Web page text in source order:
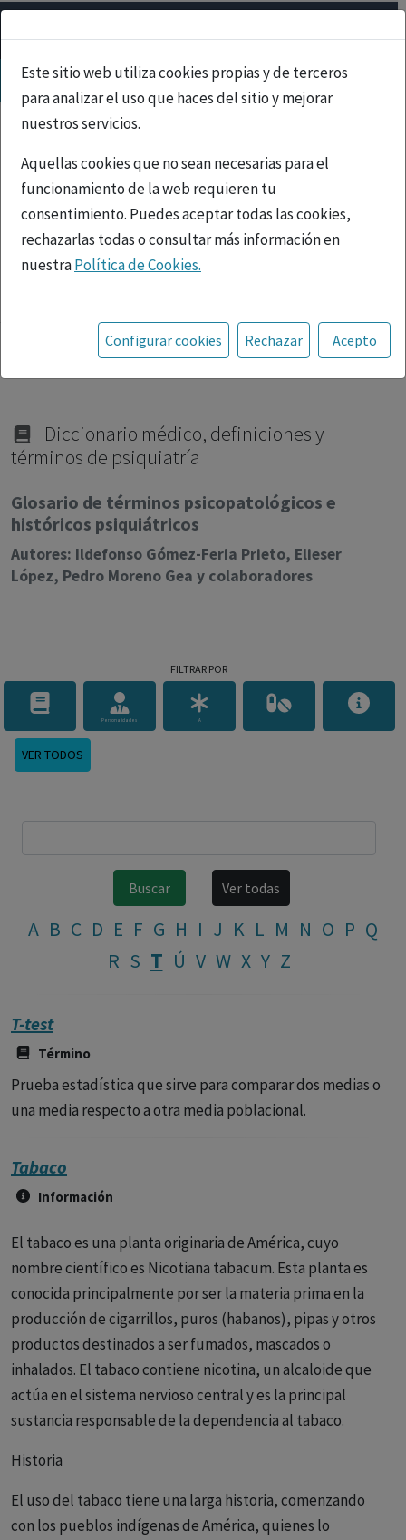
Este sitio web utiliza cookies propias y de terceros
para analizar el uso que haces del sitio y mejorar
nuestros servicios.
Aquellas cookies que no sean necesarias para el
funcionamiento de la web requieren tu
consentimiento. Puedes aceptar todas las cookies,
rechazarlas todas o consultar más información en
nuestraPolítica de Cookies.
Toda la información incluida en la Página Web está
referida a productos del mercado español y, por
tanto, dirigida a profesionales sanitarios legalmente
facultados para prescribir o dispensar medicamentos
fármacos se facilita a título meramente informativo,
siendo responsabilidad de los profesionales
caso concreto, el tratamiento más adecuado a las
necesidades del paciente.
Configurar cookies Rechazar Acepto
Diccionario médico, definiciones y
términos de psiquiatría
Glosario de términos psicopatológicos e
históricos psiquiátricos
Autores: Ildefonso Gómez-Feria Prieto, Elieser
López, Pedro Moreno Gea y colaboradores
FILTRAR POR
Personalidades IA
VER TODOS
A B C D E F G H I J K L M N O P Q
R S T Ú V W X Y Z
T-test
Término
Prueba estadística que sirve para comparar dos medias o
una media respecto a otra media poblacional.
Tabaco
Información
El tabaco es una planta originaria de América, cuyo
nombre científico es Nicotiana tabacum. Esta planta es
conocida principalmente por ser la materia prima en la
producción de cigarrillos, puros (habanos), pipas y otros
productos destinados a ser fumados, mascados o
inhalados. El tabaco contiene nicotina, un alcaloide que
actúa en el sistema nervioso central y es la principal
sustancia responsable de la dependencia al tabaco.
Historia
El uso del tabaco tiene una larga historia, comenzando
con los pueblos indígenas de América, quienes lo